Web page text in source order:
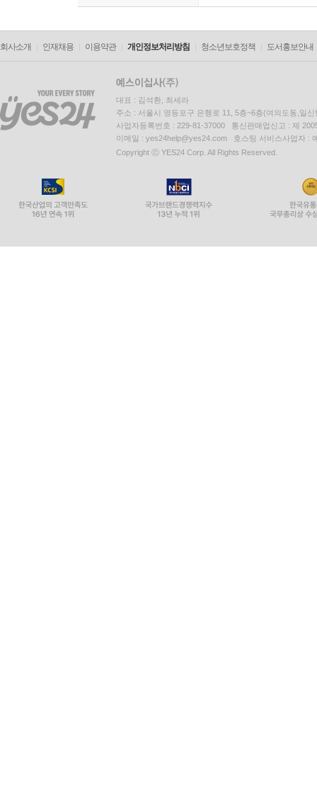
회사소개 인재채용 이용약관 개인정보처리방침 청소년보호정책 도서홍보안내
대표 : 김석환, 최세라
주소 : 서울시 영등포구 은행로 11, 5층~6층(여의도동,일신
사업자등록번호 : 229-81-37000 통신판매업신고 : 제
이메일 : yes24help@yes24.com 호스팅 서비스사업자 :
Copyright ⓒ YES24 Corp. All Rights Reserved.